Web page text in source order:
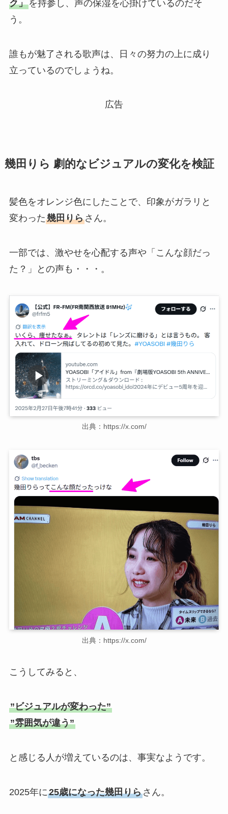
ク」を持参し、声の保湿を心掛けているのだそ
う。
誰もが魅了される歌声は、日々の努力の上に成り
立っているのでしょうね。
広告
幾田りら 劇的なビジュアルの変化を検証
髪色をオレンジ色にしたことで、印象がガラリと
変わった幾田りらさん。
一部では、激やせを心配する声や「こんな顔だっ
た？」との声も・・・。
出典：https://x.com/
出典：https://x.com/
こうしてみると、
”ビジュアルが変わった”
”雰囲気が違う”
と感じる人が増えているのは、事実なようです。
2025年に25歳になった幾田りらさん。